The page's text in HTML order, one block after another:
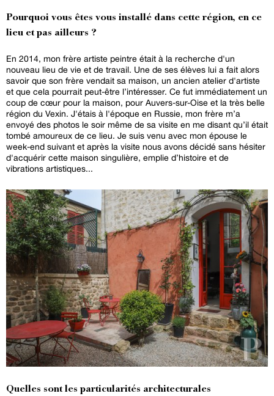
Pourquoi vous êtes vous installé dans cette région, en ce
lieu et pas ailleurs ?
En 2014, mon frère artiste peintre était à la recherche d'un
nouveau lieu de vie et de travail. Une de ses élèves lui a fait alors
savoir que son frère vendait sa maison, un ancien atelier d'artiste
et que cela pourrait peut-être l’intéresser. Ce fut immédiatement un
coup de cœur pour la maison, pour Auvers-sur-Oise et la très belle
région du Vexin. J'étais à l'époque en Russie, mon frère m’a
envoyé des photos le soir même de sa visite en me disant qu’il était
tombé amoureux de ce lieu. Je suis venu avec mon épouse le
week-end suivant et après la visite nous avons décidé sans hésiter
d'acquérir cette maison singulière, emplie d’histoire et de
vibrations artistiques...
Quelles sont les particularités architecturales